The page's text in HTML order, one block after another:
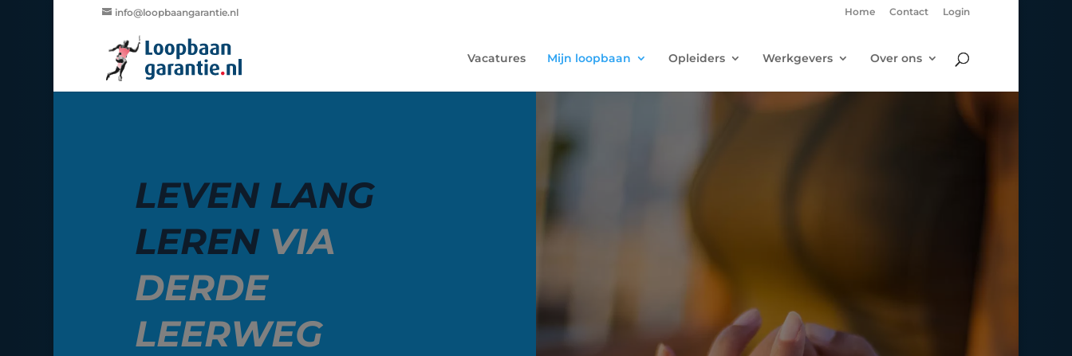
info@loopbaangarantie.nl Home Contact Login
Vacatures Mijn loopbaan Opleiders Werkgevers Over ons
LEVEN LANG
LERENVIA
DERDE
LEERWEG